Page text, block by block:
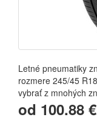
Letné pneumatiky
rozmere 245/45
vybrať z mnohých
od 100.88 €